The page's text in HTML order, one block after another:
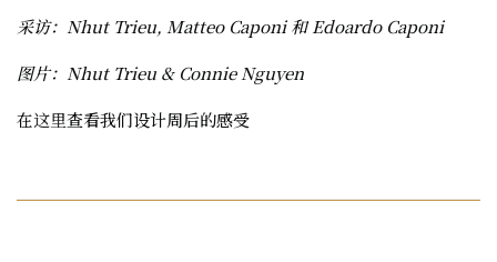
采访：Nhut Trieu, Matteo Caponi 和 Edoardo Caponi
图片：Nhut Trieu & Connie Nguyen
在这里查看我们设计周后的感受